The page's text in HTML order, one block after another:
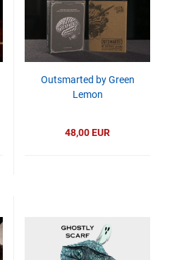
Outsmarted by Green
Lemon
48,00 EUR